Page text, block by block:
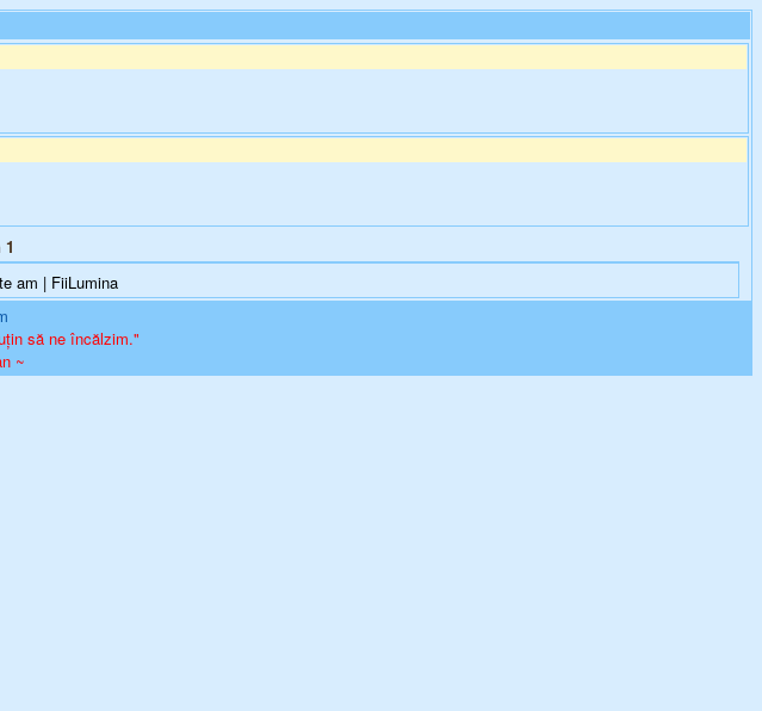
am | FiiLumina
să ne încălzim."
~